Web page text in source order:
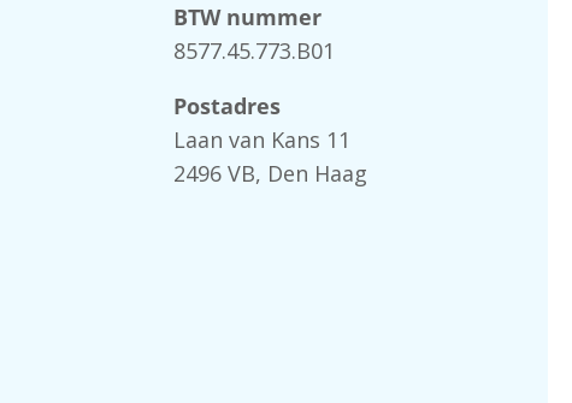
BTW nummer
8577.45.773.B01
Postadres
Laan van Kans 11
2496 VB, Den Haag